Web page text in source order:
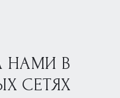
НАМИ В
СЕТЯХ